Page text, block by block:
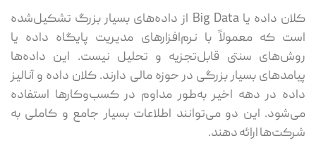
کلان داده یا Big Data از داده‌های بسیار بزرگ تشکیل‌شده
که معمولاً با نرم‌افزارهای مدیریت پایگاه داده یا
سنتی قابل‌تجزیه و تحلیل نیست. این داده‌ها
بسیار بزرگی در حوزه مالی دارند. کلان داده و آنالیز
در دهه اخیر به‌طور مداوم در کسب‌وکارها استفاده
این دو می‌توانند اطلاعات بسیار جامع و کاملی به
ارائه دهند.